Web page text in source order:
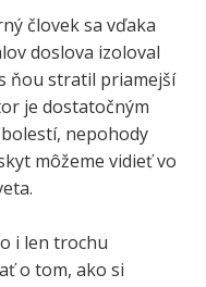
človek sa vďaka
doslova izoloval
ňou stratil priamejší
je dostatočným
nepohody
môžeme vidieť vo
i len trochu
o tom, ako si